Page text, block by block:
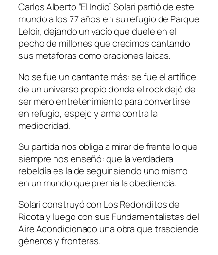
Carlos Alberto “El Indio” Solari partió de este
mundo a los 77 años en su refugio de Parque
Leloir, dejando un vacío que duele en el
pecho de millones que crecimos cantando
sus metáforas como oraciones laicas.
No se fue un cantante más: se fue el artífice
de un universo propio donde el rock dejó de
ser mero entretenimiento para convertirse
en refugio, espejo y arma contra la
mediocridad.
Su partida nos obliga a mirar de frente lo que
siempre nos enseñó: que la verdadera
rebeldía es la de seguir siendo uno mismo
en un mundo que premia la obediencia.
Solari construyó con Los Redonditos de
Ricota y luego con sus Fundamentalistas del
Aire Acondicionado una obra que trasciende
géneros y fronteras.